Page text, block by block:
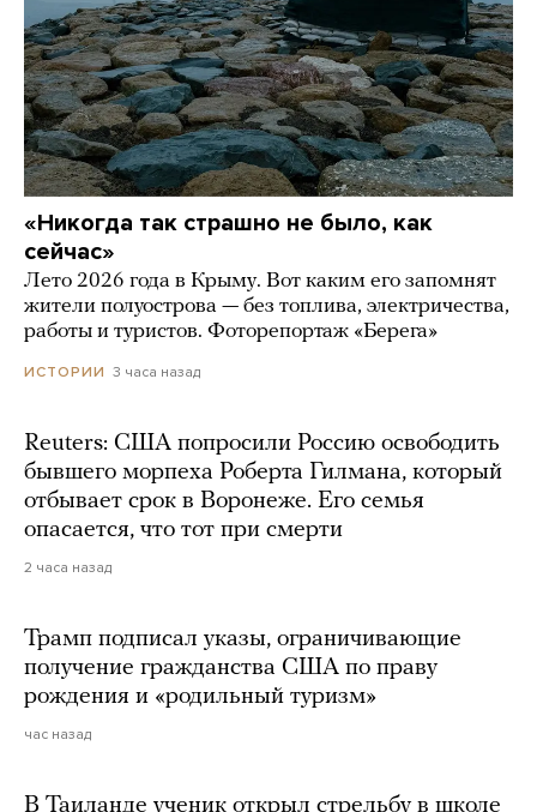
«Никогда так страшно не было, как
сейчас»
Лето 2026 года в Крыму. Вот каким его запомнят
жители полуострова — без топлива, электричества,
работы и туристов. Фоторепортаж «Берега»
ИСТОРИИ 3 часа назад
Reuters: США попросили Россию освободить
бывшего морпеха Роберта Гилмана, который
отбывает срок в Воронеже. Его семья
опасается, что тот при смерти
2 часа назад
Трамп подписал указы, ограничивающие
получение гражданства США по праву
рождения и «родильный туризм»
час назад
В Таиланде ученик открыл стрельбу в школе